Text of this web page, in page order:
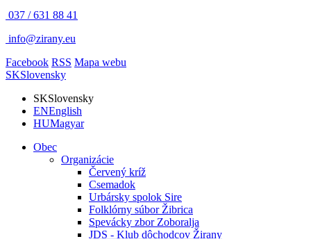
037 / 631 88 41
info@zirany.eu
Facebook RSS Mapa webu
SKSlovensky
SKSlovensky
ENEnglish
HUMagyar
Obec
Organizácie
Červený kríž
Csemadok
Urbársky spolok Sire
Folklórny súbor Žibrica
Spevácky zbor Zoboralja
JDS - Klub dôchodcov Žirany